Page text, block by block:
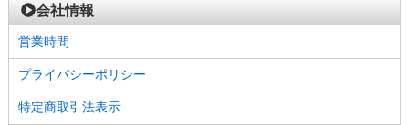
会社情報
営業時間
プライバシーポリシー
特定商取引法表示